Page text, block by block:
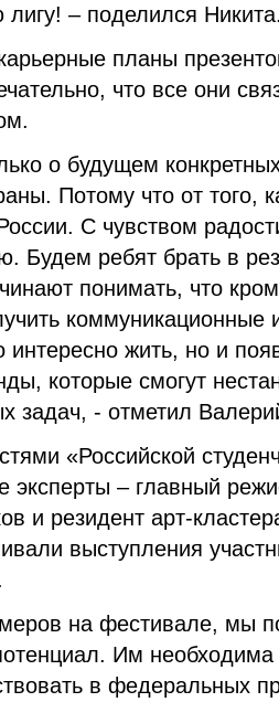
– поделился Никита.
планы
что все они
о будущем
Потому что от того,
С чувством
Будем ребят брать в
понимать, что
коммуникационные
интересно жить, но и
которые смогут
задач, - отметил
«Российской
– главный
и резидент арт-
выступления
на фестивале, мы
Им необходима
в федеральных